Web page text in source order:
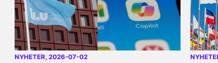
NYHETER, 2026-07-02